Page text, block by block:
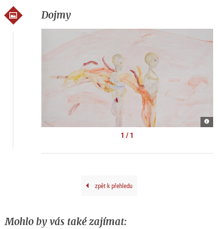
Dojmy
1 / 1
zpět k přehledu
Mohlo by vás také zajímat: